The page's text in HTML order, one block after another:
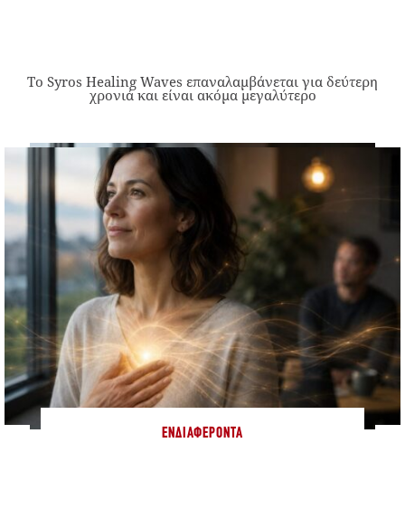
Το Syros Healing Waves επαναλαμβάνεται για δεύτερη
χρονιά και είναι ακόμα μεγαλύτερο
ΕΝΔΙΑΦΈΡΟΝΤΑ